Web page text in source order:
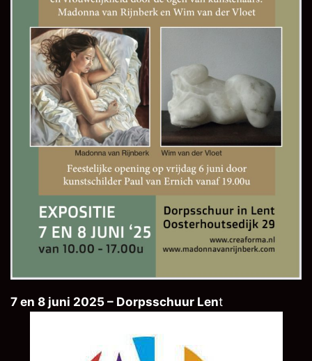
7 en 8 juni 2025 – Dorpsschuur Lent